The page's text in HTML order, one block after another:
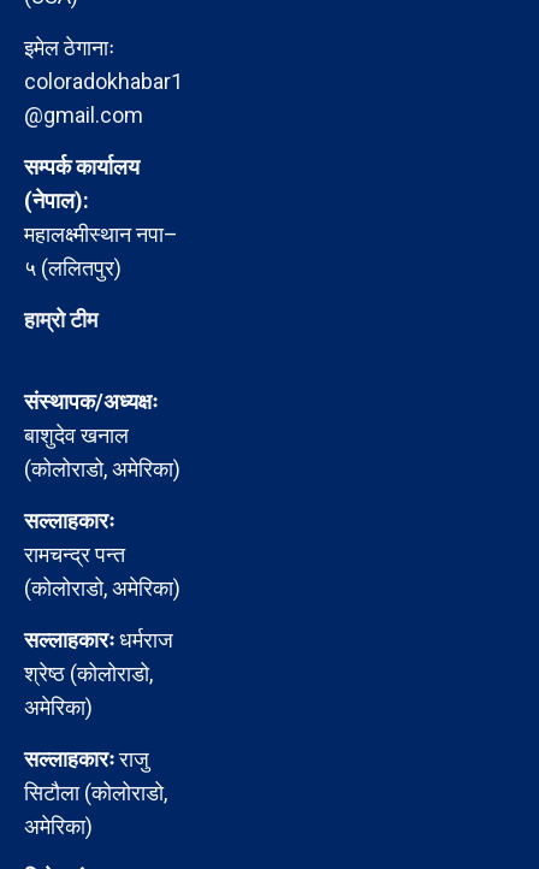
इमेल ठेगानाः
coloradokhabar1
@gmail.com
सम्पर्क कार्यालय
(नेपाल):
महालक्ष्मीस्थान नपा–
५ (ललितपुर)
हाम्रो टीम
संस्थापक/अध्यक्षः
बाशुदेव खनाल
(कोलोराडो, अमेरिका)
सल्लाहकारः
रामचन्द्र पन्त
(कोलोराडो, अमेरिका)
सल्लाहकारःधर्मराज
श्रेष्ठ (कोलोराडो,
अमेरिका)
सल्लाहकारःराजु
सिटौला (कोलोराडो,
अमेरिका)